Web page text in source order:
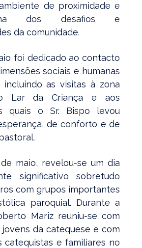
de proximidade e
dos desafios e
da comunidade.
foi dedicado ao contacto
sociais e humanas
incluindo as visitas à zona
Lar da Criança e aos
quais o Sr. Bispo levou
de conforto e de
maio, revelou-se um dia
significativo sobretudo
com grupos importantes
paroquial. Durante a
Mariz reuniu-se com
da catequese e com
catequistas e familiares no